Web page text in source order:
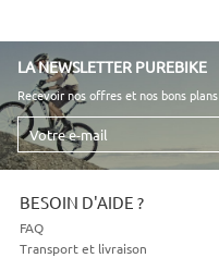
LA NEWSLETTER PUREBIKE
Recevoir nos offres et nos bons plans
Votre
e-
mail
BESOIN D'AIDE ?
FAQ
Transport et livraison